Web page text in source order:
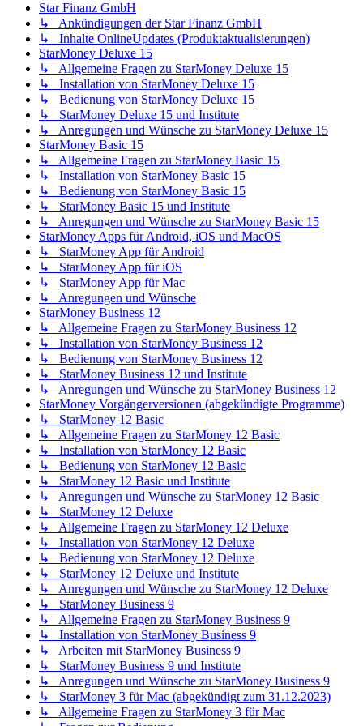
Star Finanz GmbH
↳ Ankündigungen der Star Finanz GmbH
↳ Inhalte OnlineUpdates (Produktaktualisierungen)
StarMoney Deluxe 15
↳ Allgemeine Fragen zu StarMoney Deluxe 15
↳ Installation von StarMoney Deluxe 15
↳ Bedienung von StarMoney Deluxe 15
↳ StarMoney Deluxe 15 und Institute
↳ Anregungen und Wünsche zu StarMoney Deluxe 15
StarMoney Basic 15
↳ Allgemeine Fragen zu StarMoney Basic 15
↳ Installation von StarMoney Basic 15
↳ Bedienung von StarMoney Basic 15
↳ StarMoney Basic 15 und Institute
↳ Anregungen und Wünsche zu StarMoney Basic 15
StarMoney Apps für Android, iOS und MacOS
↳ StarMoney App für Android
↳ StarMoney App für iOS
↳ StarMoney App für Mac
↳ Anregungen und Wünsche
StarMoney Business 12
↳ Allgemeine Fragen zu StarMoney Business 12
↳ Installation von StarMoney Business 12
↳ Bedienung von StarMoney Business 12
↳ StarMoney Business 12 und Institute
↳ Anregungen und Wünsche zu StarMoney Business 12
StarMoney Vorgängerversionen (abgekündigte Programme)
↳ StarMoney 12 Basic
↳ Allgemeine Fragen zu StarMoney 12 Basic
↳ Installation von StarMoney 12 Basic
↳ Bedienung von StarMoney 12 Basic
↳ StarMoney 12 Basic und Institute
↳ Anregungen und Wünsche zu StarMoney 12 Basic
↳ StarMoney 12 Deluxe
↳ Allgemeine Fragen zu StarMoney 12 Deluxe
↳ Installation von StarMoney 12 Deluxe
↳ Bedienung von StarMoney 12 Deluxe
↳ StarMoney 12 Deluxe und Institute
↳ Anregungen und Wünsche zu StarMoney 12 Deluxe
↳ StarMoney Business 9
↳ Allgemeine Fragen zu StarMoney Business 9
↳ Installation von StarMoney Business 9
↳ Arbeiten mit StarMoney Business 9
↳ StarMoney Business 9 und Institute
↳ Anregungen und Wünsche zu StarMoney Business 9
↳ StarMoney 3 für Mac (abgekündigt zum 31.12.2023)
↳ Allgemeine Fragen zu StarMoney 3 für Mac